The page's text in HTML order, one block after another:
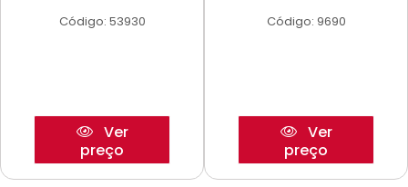
Código: 53930
Ver
preço
Código: 9690
Ver
preço